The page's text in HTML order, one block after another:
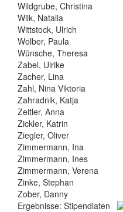
Wildgrube, Christina
Wilk, Natalia
Wittstock, Ulrich
Wolber, Paula
Wünsche, Theresa
Zabel, Ulrike
Zacher, Lina
Zahl, Nina Viktoria
Zahradnik, Katja
Zeitler, Anna
Zickler, Katrin
Ziegler, Oliver
Zimmermann, Ina
Zimmermann, Ines
Zimmermann, Verena
Zinke, Stephan
Zober, Danny
Ergebnisse: Stipendiaten